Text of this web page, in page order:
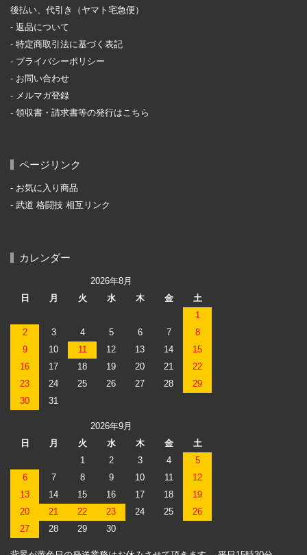
後払い、代引き（ヤマト宅急便）
返品について
特定商取引法に基づく表記
プライバシーポリシー
お問い合わせ
メルマガ登録
領収書・請求書等の発行はこちら
ページリンク
お気に入り商品
武道 格闘技 相互リンク
カレンダー
2026年8月
日
月 火 水 木 金
土
1
2
3 4 5 6 7
8
9
10 11 12 13 14
15
16
17 18 19 20 21
22
23
24 25 26 27 28
29
30
31
2026年9月
日
月 火 水 木 金
土
1
2 3 4
5
6
7 8 9 10 11
12
13
14 15 16 17 18
19
20
21 22 23 24 25
26
27
28 29 30